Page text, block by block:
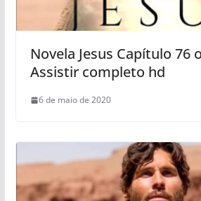
Novela Jesus Capítulo 76
Assistir completo hd
6 de maio de 2020